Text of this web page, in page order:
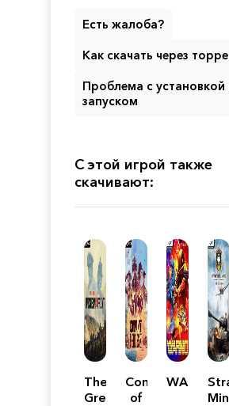
Есть жалоба?
Как скачать через
Проблема с установкой
запуском
С этой игрой также
скачивают:
The
Great
Company
of
WARNO